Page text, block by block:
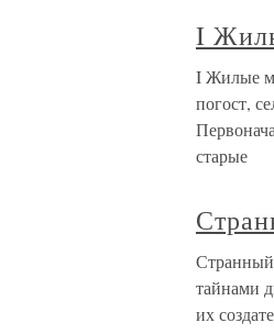
I
I Жилые
погост,
старые
Странный
тайнами
их